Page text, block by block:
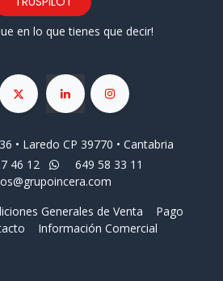
en lo que tienes que decir!
• Laredo CP 39770 • Cantabria
46 12
649 58 33 11
Generales de Venta
Pago
Información Comercial